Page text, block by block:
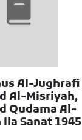
Al-Jughrafi
Al-Misriyah,
Qudama Al-
Sanat 1945